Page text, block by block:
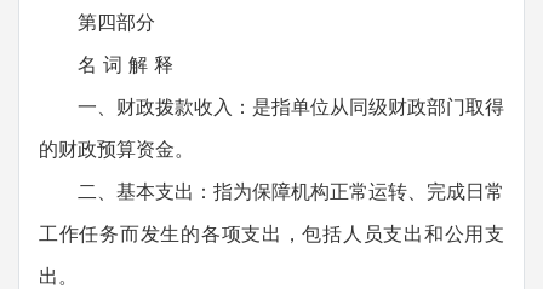
第四部分
名 词 解 释
一、财政拨款收入：是指单位从同级财政部门取得
的财政预算资金。
二、基本支出：指为保障机构正常运转、完成日常
工作任务而发生的各项支出，包括人员支出和公用支
出。